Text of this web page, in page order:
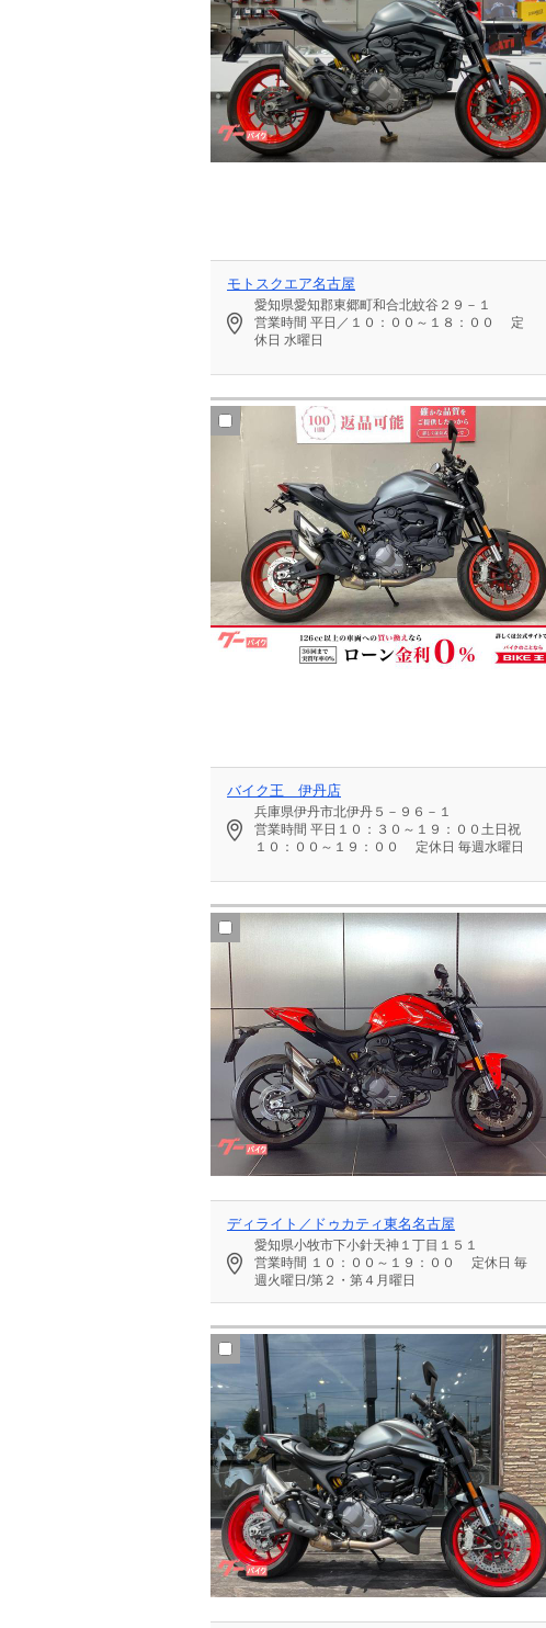
モトスクエア名古屋
愛知県愛知郡東郷町和合北蚊谷２９－１
営業時間 平日／１０：００～１８：００
定
休日 水曜日
バイク王 伊丹店
兵庫県伊丹市北伊丹５－９６－１
営業時間 平日１０：３０～１９：００土日祝
１０：００～１９：００
定休日 毎週水曜日
ディライト／ドゥカティ東名名古屋
愛知県小牧市下小針天神１丁目１５１
営業時間 １０：００～１９：００ 定休日 毎
週火曜日/第２・第４月曜日